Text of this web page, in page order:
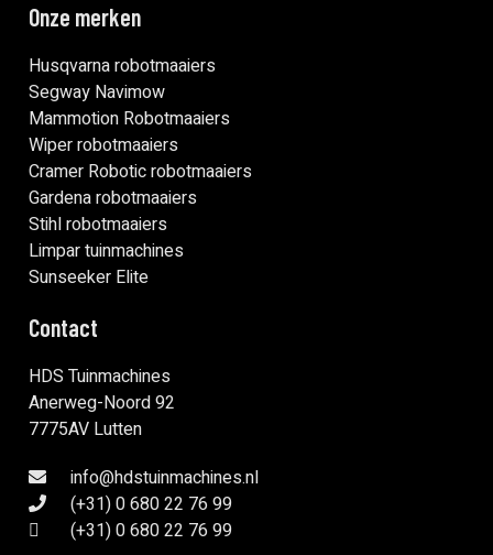
Onze merken
Husqvarna robotmaaiers
Segway Navimow
Mammotion Robotmaaiers
Wiper robotmaaiers
Cramer Robotic robotmaaiers
Gardena robotmaaiers
Stihl robotmaaiers
Limpar tuinmachines
Sunseeker Elite
Contact
HDS Tuinmachines
Anerweg-Noord 92
7775AV Lutten
info@hdstuinmachines.nl
(+31) 0 680 22 76 99
(+31) 0 680 22 76 99